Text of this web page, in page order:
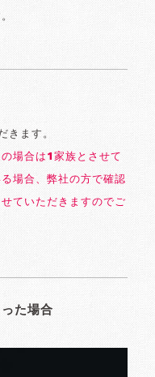
きます。
場合は1家族とさせて
場合、弊社の方で確認
ていただきますのでご
た場合